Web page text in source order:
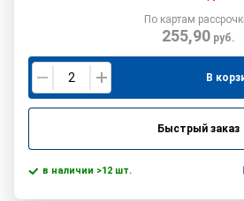
По картам
255,90руб.
В
Быстрый заказ
в наличии >12 шт.